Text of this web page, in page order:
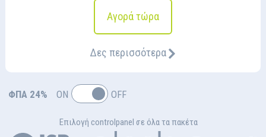
Αγορά τώρα
Δες περισσότερα
ΦΠΑ 24% ON OFF
Επιλογή controlpanel σε όλα τα πακέτα